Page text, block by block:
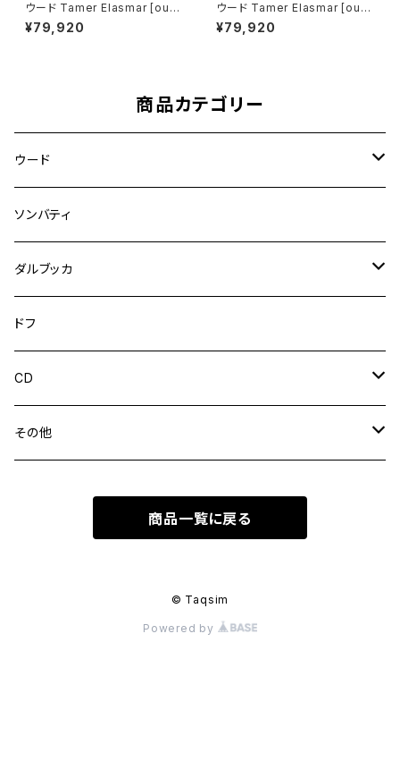
ウード Tamer Elasmar [oud-
006]
¥79,920
ウード Tamer Elasmar [oud-
007]
¥79,920
商品カテゴリー
ウード
アラブウード
トルコウード
ソンバティ
ダルブッカ
ダルブッカ
トールダルブッカ
陶器ダルブッカ
ドフ
CD
ウンム・クルスーム
アブデル・ハリム・ハーフェズ
その他
商品一覧に戻る
© Taqsim
Powered by